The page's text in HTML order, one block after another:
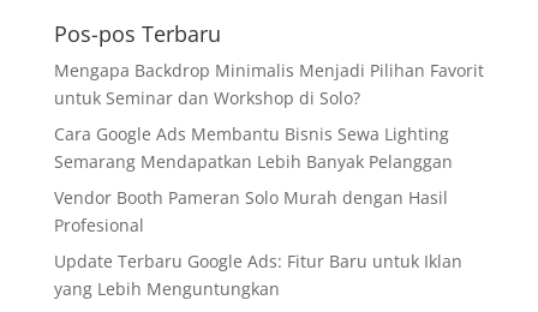
Pos-pos Terbaru
Mengapa Backdrop Minimalis Menjadi Pilihan Favorit
untuk Seminar dan Workshop di Solo?
Cara Google Ads Membantu Bisnis Sewa Lighting
Semarang Mendapatkan Lebih Banyak Pelanggan
Vendor Booth Pameran Solo Murah dengan Hasil
Profesional
Update Terbaru Google Ads: Fitur Baru untuk Iklan
yang Lebih Menguntungkan